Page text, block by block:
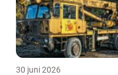
30 juni 2026